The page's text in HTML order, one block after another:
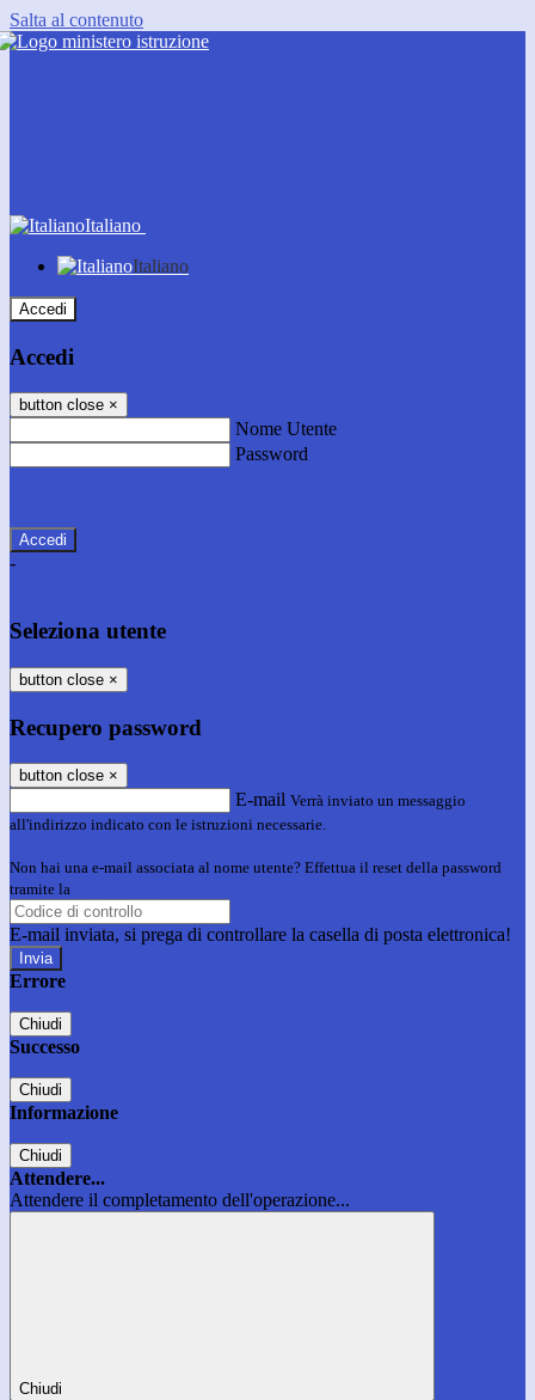
Salta al contenuto
Italiano
Italiano
Accedi
Accedi
button close ×
Nome Utente
Password
-
Seleziona utente
button close ×
Recupero password
button close ×
E-mail Verrà inviato un messaggio
all'indirizzo indicato con le istruzioni necessarie.
Non hai una e-mail associata al nome utente? Effettua il reset della password
tramite la
E-mail inviata, si prega di controllare la casella di posta elettronica!
Errore
Chiudi
Successo
Chiudi
Informazione
Chiudi
Attendere...
Attendere il completamento dell'operazione...
Chiudi